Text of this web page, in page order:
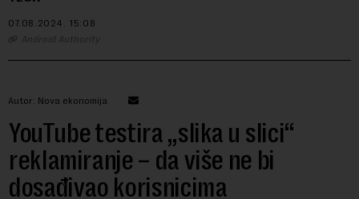
07.08.2024. 15:08
Android Authority
Autor: Nova ekonomija
YouTube testira „slika u slici“
reklamiranje – da više ne bi
dosađivao korisnicima